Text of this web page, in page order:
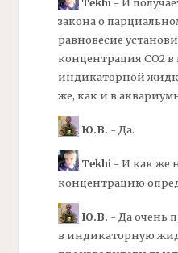
Tekhi- И
закона о
равновесие
концентрация СО2 в
индикаторной
же, как и в
Ю.В. - Да.
Tekhi- И как же
концентрацию
Ю.В. - Да очень
в индикаторную